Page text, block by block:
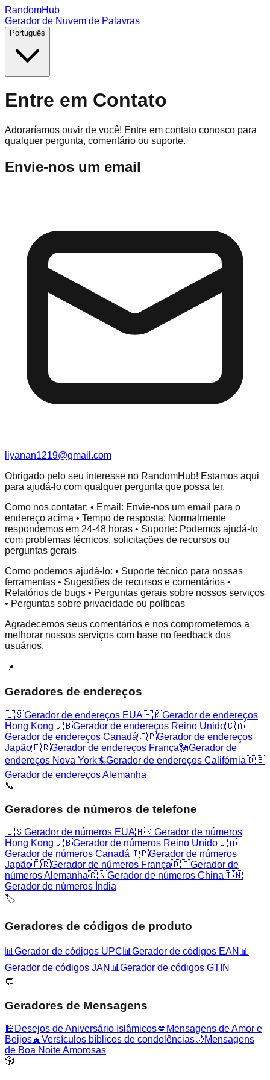
RandomHub
Gerador de Nuvem de Palavras
Português
Entre em Contato
Adoraríamos ouvir de você! Entre em contato conosco para
qualquer pergunta, comentário ou suporte.
Envie-nos um email
liyanan1219@gmail.com
Obrigado pelo seu interesse no RandomHub! Estamos aqui
para ajudá-lo com qualquer pergunta que possa ter.
Como nos contatar: • Email: Envie-nos um email para o
endereço acima • Tempo de resposta: Normalmente
respondemos em 24-48 horas • Suporte: Podemos ajudá-lo
com problemas técnicos, solicitações de recursos ou
perguntas gerais
Como podemos ajudá-lo: • Suporte técnico para nossas
ferramentas • Sugestões de recursos e comentários •
Relatórios de bugs • Perguntas gerais sobre nossos serviços
• Perguntas sobre privacidade ou políticas
Agradecemos seus comentários e nos comprometemos a
melhorar nossos serviços com base no feedback dos
usuários.
📍
Geradores de endereços
🇺🇸Gerador de endereços EUA🇭🇰Gerador de endereços
Hong Kong🇬🇧Gerador de endereços Reino Unido🇨🇦
Gerador de endereços Canadá🇯🇵Gerador de endereços
Japão🇫🇷Gerador de endereços França🗽Gerador de
endereços Nova York🏄Gerador de endereços Califórnia🇩🇪
Gerador de endereços Alemanha
📞
Geradores de números de telefone
🇺🇸Gerador de números EUA🇭🇰Gerador de números
Hong Kong🇬🇧Gerador de números Reino Unido🇨🇦
Gerador de números Canadá🇯🇵Gerador de números
Japão🇫🇷Gerador de números França🇩🇪Gerador de
números Alemanha🇨🇳Gerador de números China🇮🇳
Gerador de números Índia
🏷️
Geradores de códigos de produto
📊 Gerador de códigos UPC📊 Gerador de códigos EAN 📊
Gerador de códigos JAN 📊 Gerador de códigos GTIN
💬
Geradores de Mensagens
🕌 Desejos de Aniversário Islâmicos💋Mensagens de Amor e
Beijos📖Versículos bíblicos de condolências🌙Mensagens
de Boa Noite Amorosas
🎲